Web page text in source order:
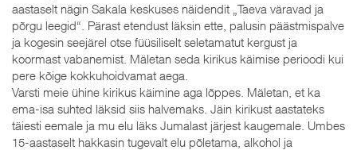
aastaselt nägin Sakala keskuses näidendit „Taeva väravad ja
põrgu leegid“. Pärast etendust läksin ette, palusin päästmispalve
ja kogesin seejärel otse füüsiliselt seletamatut kergust ja
koormast vabanemist. Mäletan seda kirikus käimise perioodi kui
pere kõige kokkuhoidvamat aega.
Varsti meie ühine kirikus käimine aga lõppes. Mäletan, et ka
ema-isa suhted läksid siis halvemaks. Jäin kirikust aastateks
täiesti eemale ja mu elu läks Jumalast järjest kaugemale. Umbes
15-aastaselt hakkasin tugevalt elu põletama, alkohol ja